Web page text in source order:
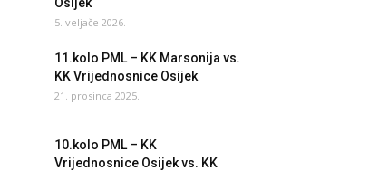
5. veljače 2026.
11.kolo PML – KK Marsonija vs.
KK Vrijednosnice Osijek
21. prosinca 2025.
10.kolo PML – KK
Vrijednosnice Osijek vs. KK